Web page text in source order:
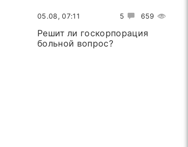
5 659
05.08, 07:11
Решит ли госкорпорация
больной вопрос?